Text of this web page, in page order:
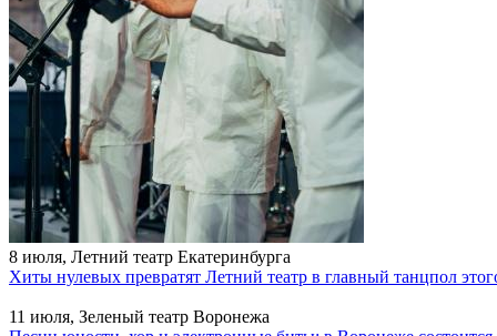
8 июля, Летний театр Екатеринбурга
Хиты нулевых превратят Летний театр в главный танцпол
11 июля, Зеленый театр Воронежа